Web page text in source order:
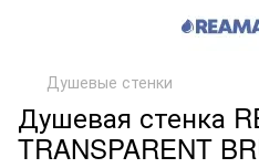
Душевые стенки
Душевая стенка
TRANSPARENT